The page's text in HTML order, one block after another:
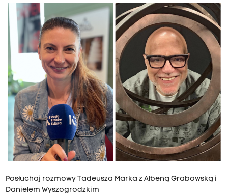
Posłuchaj rozmowy Tadeusza Marka z Ałbeną Grabowską i
Danielem Wyszogrodzkim